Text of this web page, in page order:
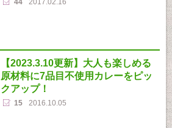
【2023.3.10更新】大人も楽しめる
原材料に7品目不使用カレーをピッ
クアップ！
15 2016.10.05